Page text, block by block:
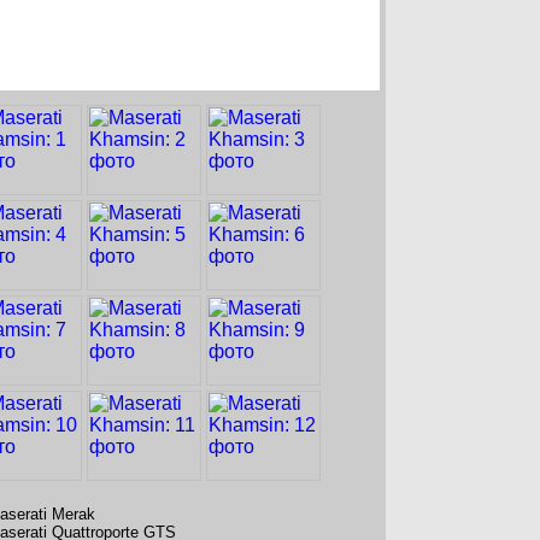
Merak
Quattroporte GTS